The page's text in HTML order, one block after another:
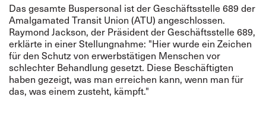
Das gesamte Buspersonal ist der Geschäftsstelle 689 der
Amalgamated Transit Union (ATU) angeschlossen.
Raymond Jackson, der Präsident der Geschäftsstelle 689,
erklärte in einer Stellungnahme: "Hier wurde ein Zeichen
für den Schutz von erwerbstätigen Menschen vor
schlechter Behandlung gesetzt. Diese Beschäftigten
haben gezeigt, was man erreichen kann, wenn man für
das, was einem zusteht, kämpft."